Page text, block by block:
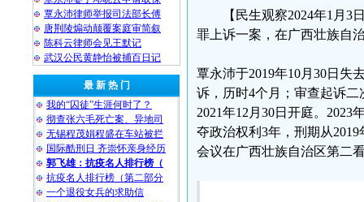
覃永沛律师举报司法部长傅
唐荆陵煽动颠覆案庭审简叙
陈科云律师会见王默记
武汉公民黄静怡被捕百日记
最 新 热 门
我的“囚徒”生涯何时了？
彻查张六毛死亡案、异地司
无锡程茂娟程盛在车站被拦
国际酷刑日 齐崇怀亲身经历
郭飞雄：抗疫名人排行榜（
抗疫名人排行榜（第二部分
一个退役女兵的求助信
【民生观察2024年1月
罪上诉一案，在广西壮族自
覃永沛于2019年10月30日失
诉，历时4个月；审查起诉
2021年12月30日开庭。
夺政治权利3年，刑期从2019
会议在广西壮族自治区第